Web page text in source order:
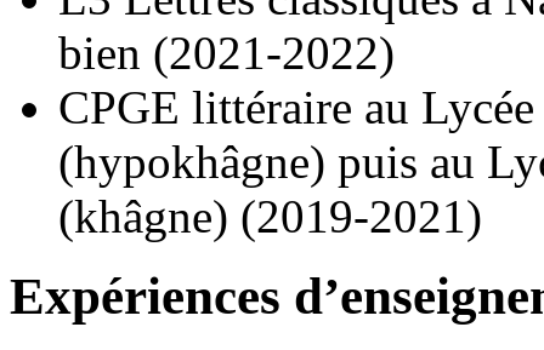
bien (2021-2022)
CPGE littéraire au
(hypokhâgne) puis au
(khâgne) (2019-2021)
Expériences